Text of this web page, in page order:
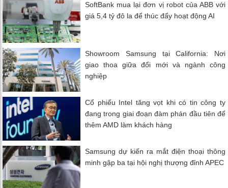
SoftBank mua lại đơn vị robot của ABB với
giá 5,4 tỷ đô la để thúc đẩy hoạt động AI
Showroom Samsung tại California: Nơi
giao thoa giữa đổi mới và ngành công
nghiệp
Cổ phiếu Intel tăng vọt khi có tin công ty
đang trong giai đoạn đàm phán đầu tiên để
thêm AMD làm khách hàng
Samsung dự kiến ​​ra mắt điện thoại thông
minh gập ba tại hội nghị thượng đỉnh APEC